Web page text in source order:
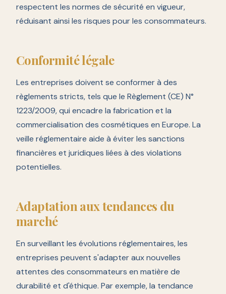
respectent les normes de sécurité en vigueur,
réduisant ainsi les risques pour les consommateurs.
Conformité légale
Les entreprises doivent se conformer à des
règlements stricts, tels que le Règlement (CE) N°
1223/2009, qui encadre la fabrication et la
commercialisation des cosmétiques en Europe. La
veille réglementaire aide à éviter les sanctions
financières et juridiques liées à des violations
potentielles.
Adaptation aux tendances du
marché
En surveillant les évolutions réglementaires, les
entreprises peuvent s'adapter aux nouvelles
attentes des consommateurs en matière de
durabilité et d'éthique. Par exemple, la tendance